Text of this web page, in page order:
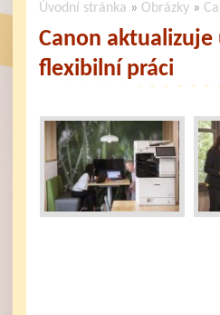
Úvodní stránka » Obrázky »
Canon
flexibilní práci